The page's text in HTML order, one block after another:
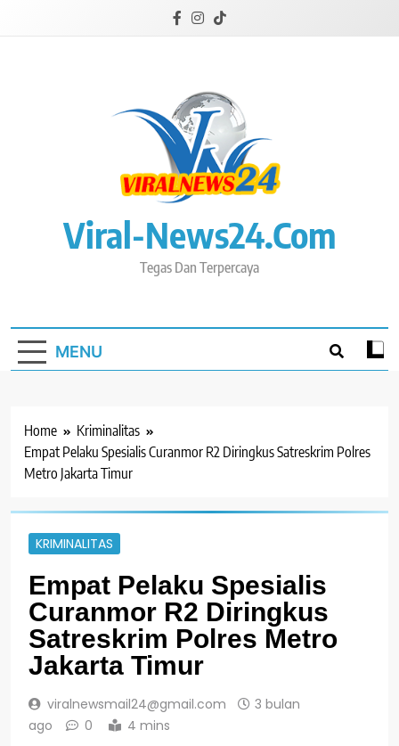
Viral-News24.com
Tegas Dan Terpercaya
MENU
Home
Kriminalitas
Empat Pelaku Spesialis Curanmor R2 Diringkus Satreskrim Polres
Metro Jakarta Timur
KRIMINALITAS
Empat Pelaku Spesialis
Curanmor R2 Diringkus
Satreskrim Polres Metro
Jakarta Timur
viralnewsmail24@gmail.com
3 bulan
ago
0 4 mins